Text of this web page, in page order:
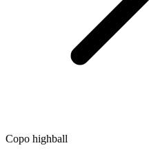
Copo highball